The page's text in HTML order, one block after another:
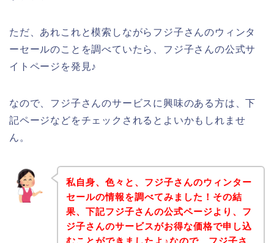
ただ、あれこれと模索しながらフジ子さんのウィンタ
ーセールのことを調べていたら、フジ子さんの公式サ
イトページを発見♪
なので、フジ子さんのサービスに興味のある方は、下
記ページなどをチェックされるとよいかもしれませ
ん。
私自身、色々と、フジ子さんのウィンター
セールの情報を調べてみました！その結
果、下記フジ子さんの公式ページより、フ
ジ子さんのサービスがお得な価格で申し込
むことができましたよ♪なので、フジ子さ